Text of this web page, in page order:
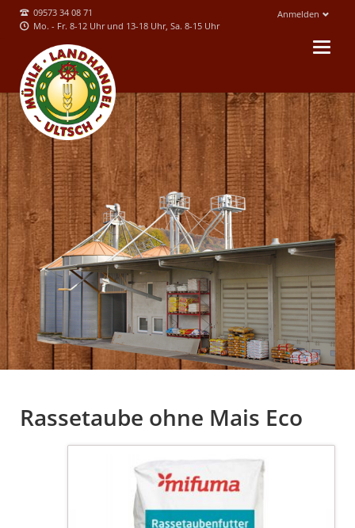
09573 34 08 71
Mo. - Fr. 8-12 Uhr und 13-18 Uhr, Sa. 8-15 Uhr
Anmelden
Rassetaube ohne Mais Eco